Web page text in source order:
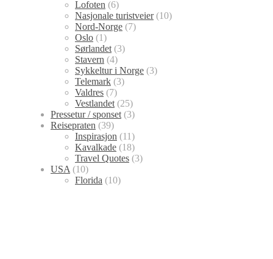
Lofoten (6)
Nasjonale turistveier(10)
Nord-Norge (7)
Oslo (1)
Sørlandet (3)
Stavern (4)
Sykkeltur i Norge (3)
Telemark (3)
Valdres (7)
Vestlandet (25)
Pressetur / sponset (3)
Reisepraten (39)
Inspirasjon (11)
Kavalkade (18)
Travel Quotes (3)
USA (10)
Florida (10)